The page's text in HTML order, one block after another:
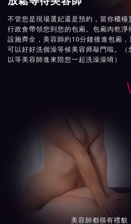
不管您是現場選妃還是預約，當你櫃檯
行政會帶領您到您的包廂。包廂內乾淨
設施齊全，美容師約10分鐘後進包廂，
可以好好洗個澡等候美容师敲門啦。（
以等美容師進來陪您一起洗澡澡唷）
美容師都很有禮貌